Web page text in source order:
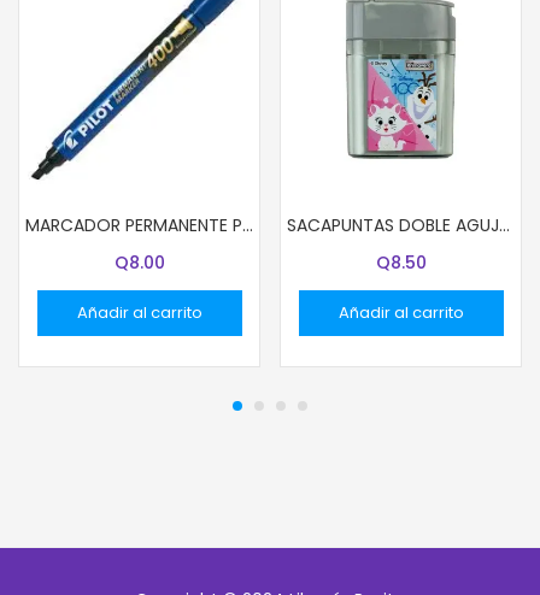
MARCADOR PERMANENTE PILOT AZUL SCA-400
Q8.00
Añadir al carrito
SACAPUNTAS DOBLE AGUJERO CON DEPOSITO DISNEY NIÑAS
Q8.50
Añadir al carrito